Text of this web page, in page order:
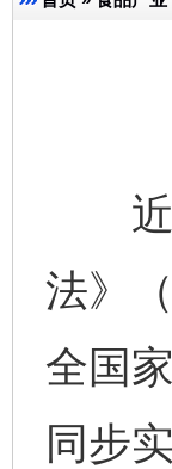
近
法》
全国
同步